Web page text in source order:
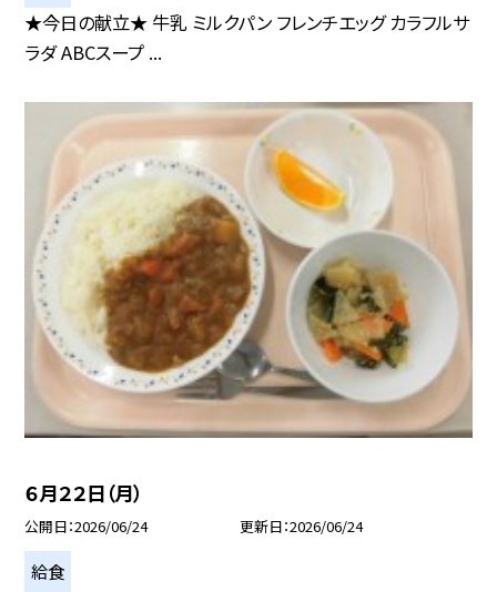
★今日の献立★ 牛乳 ミルクパン フレンチエッグ カラフルサ
ラダ ABCスープ ...
６月２２日（月）
公開日 2026/06/24 更新日 2026/06/24
給食